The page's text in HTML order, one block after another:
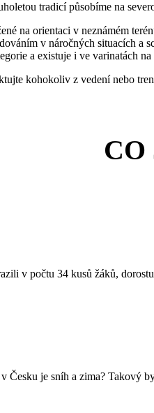
tradicí působíme na
na orientaci v neznámém
v náročných situacích a
a existuje i ve varinatách
kohokoliv z vedení nebo
CO
v počtu 34 kusů žáků,
Česku je sníh a zima?